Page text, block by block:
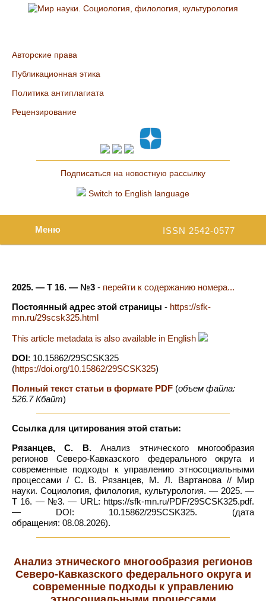
Авторские права
Публикационная этика
Политика антиплагиата
Рецензирование
Подписаться на новостную рассылку
Switch to English language
ISSN 2542-0577
Меню
2025. — Т 16. — №3 - перейти к содержанию номера...
Постоянный адрес этой страницы - https://sfk-
mn.ru/29scsk325.html
This article metadata is also available in English
DOI: 10.15862/29SCSK325
(https://doi.org/10.15862/29SCSK325)
Полный текст статьи в формате PDF (объем файла:
526.7 Кбайт)
Ссылка для цитирования этой статьи:
Рязанцев, С. В.Анализ этнического многообразия
регионов Северо-Кавказского федерального округа и
современные подходы к управлению этносоциальными
процессами / С. В. Рязанцев, М. Л. Вартанова // Мир
науки. Социология, филология, культурология. — 2025. —
Т 16. — №3. — URL: https://sfk-mn.ru/PDF/29SCSK325.pdf.
— DOI: 10.15862/29SCSK325. (дата
обращения: 08.08.2026).
Анализ этнического многообразия регионов
Северо-Кавказского федерального округа и
современные подходы к управлению